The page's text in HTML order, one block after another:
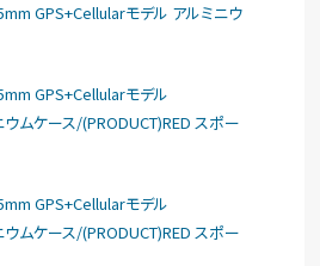
GPS+Cellularモデル アルミニウ
GPS+Cellularモデル
ムケース/(PRODUCT)RED スポー
GPS+Cellularモデル
ムケース/(PRODUCT)RED スポー